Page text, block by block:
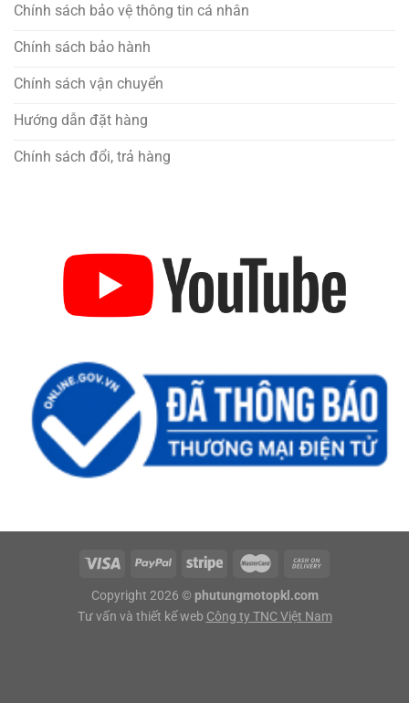
Chính sách bảo vệ thông tin cá nhân
Chính sách bảo hành
Chính sách vận chuyển
Hướng dẫn đặt hàng
Chính sách đổi, trả hàng
Copyright 2026 © phutungmotopkl.com
Tư vấn và thiết kế web Công ty TNC Việt Nam